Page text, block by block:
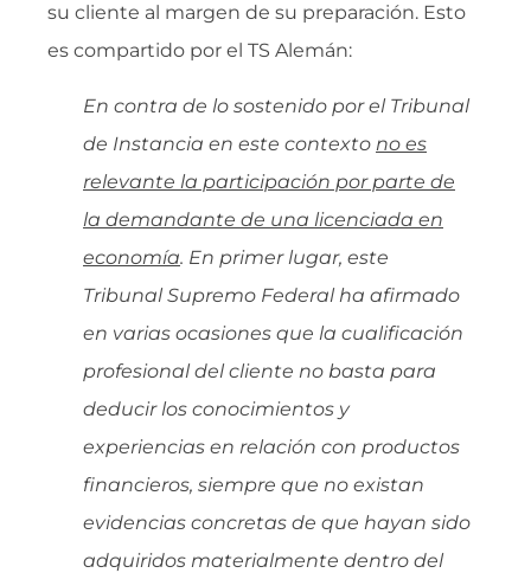
su cliente al margen de su preparación. Esto
es compartido por el TS Alemán:
En contra de lo sostenido por el Tribunal
de Instancia en este contexto no es
relevante la participación por parte de
la demandante de una licenciada en
economía. En primer lugar, este
Tribunal Supremo Federal ha afirmado
en varias ocasiones que la cualificación
profesional del cliente no basta para
deducir los conocimientos y
experiencias en relación con productos
financieros, siempre que no existan
evidencias concretas de que hayan sido
adquiridos materialmente dentro del